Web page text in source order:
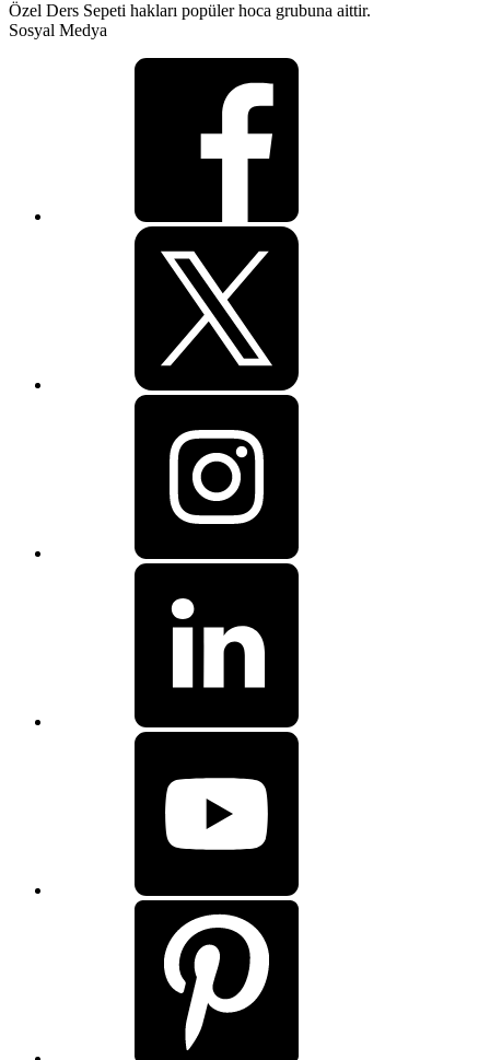
Özel Ders Sepeti hakları popüler hoca grubuna aittir.
Sosyal Medya